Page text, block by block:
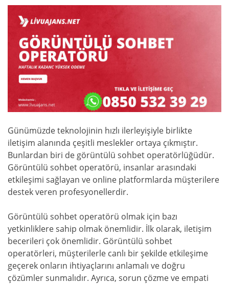
Günümüzde teknolojinin hızlı ilerleyişiyle birlikte
iletişim alanında çeşitli meslekler ortaya çıkmıştır.
Bunlardan biri de görüntülü sohbet operatörlüğüdür.
Görüntülü sohbet operatörü, insanlar arasındaki
etkileşimi sağlayan ve online platformlarda müşterilere
destek veren profesyonellerdir.
Görüntülü sohbet operatörü olmak için bazı
yetkinliklere sahip olmak önemlidir. İlk olarak, iletişim
becerileri çok önemlidir. Görüntülü sohbet
operatörleri, müşterilerle canlı bir şekilde etkileşime
geçerek onların ihtiyaçlarını anlamalı ve doğru
çözümler sunmalıdır. Ayrıca, sorun çözme ve empati